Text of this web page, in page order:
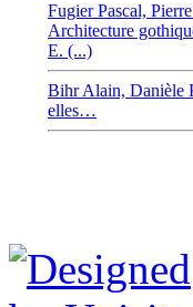
Fugier Pascal,
Architecture
E. (...)
Bihr Alain, Danièle
elles…